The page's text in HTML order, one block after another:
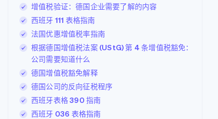
增值税验证：德国企业需要了解的内容
西班牙 111 表格指南
法国优惠增值税率指南
根据德国增值税法案 (UStG) 第 4 条增值税豁免：
公司需要知道什么
德国增值税豁免解释
德国公司的反向征税程序
西班牙表格 390 指南
西班牙 036 表格指南